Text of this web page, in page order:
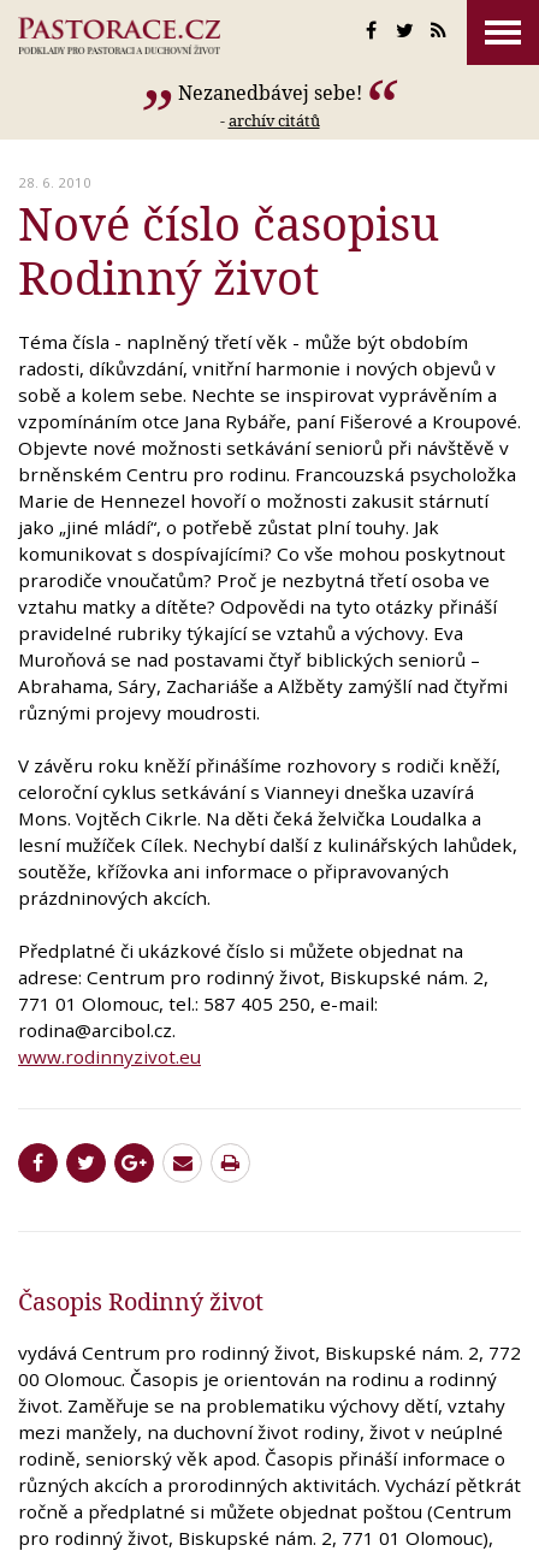
Nezanedbávej sebe!
-archív citátů
28. 6. 2010
Nové číslo časopisu
Rodinný život
Téma čísla - naplněný třetí věk - může být obdobím
radosti, díkůvzdání, vnitřní harmonie i nových objevů v
sobě a kolem sebe. Nechte se inspirovat vyprávěním a
vzpomínáním otce Jana Rybáře, paní Fišerové a Kroupové.
Objevte nové možnosti setkávání seniorů při návštěvě v
brněnském Centru pro rodinu. Francouzská psycholožka
Marie de Hennezel hovoří o možnosti zakusit stárnutí
jako „jiné mládí“, o potřebě zůstat plní touhy. Jak
komunikovat s dospívajícími? Co vše mohou poskytnout
prarodiče vnoučatům? Proč je nezbytná třetí osoba ve
vztahu matky a dítěte? Odpovědi na tyto otázky přináší
pravidelné rubriky týkající se vztahů a výchovy. Eva
Muroňová se nad postavami čtyř biblických seniorů –
Abrahama, Sáry, Zachariáše a Alžběty zamýšlí nad čtyřmi
různými projevy moudrosti.
V závěru roku kněží přinášíme rozhovory s rodiči kněží,
celoroční cyklus setkávání s Vianneyi dneška uzavírá
Mons. Vojtěch Cikrle. Na děti čeká želvička Loudalka a
lesní mužíček Cílek. Nechybí další z kulinářských lahůdek,
soutěže, křížovka ani informace o připravovaných
prázdninových akcích.
Předplatné či ukázkové číslo si můžete objednat na
adrese: Centrum pro rodinný život, Biskupské nám. 2,
771 01 Olomouc, tel.: 587 405 250, e-mail:
rodina@arcibol.cz.
www.rodinnyzivot.eu
Časopis Rodinný život
vydává Centrum pro rodinný život, Biskupské nám. 2, 772
00 Olomouc. Časopis je orientován na rodinu a rodinný
život. Zaměřuje se na problematiku výchovy dětí, vztahy
mezi manžely, na duchovní život rodiny, život v neúplné
rodině, seniorský věk apod. Časopis přináší informace o
různých akcích a prorodinných aktivitách. Vychází pětkrát
ročně a předplatné si můžete objednat poštou (Centrum
pro rodinný život, Biskupské nám. 2, 771 01 Olomouc),